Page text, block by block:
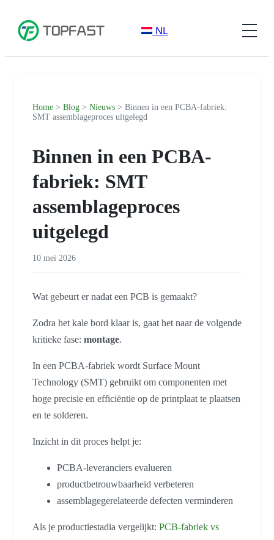
NL
Home > Blog > Nieuws > Binnen in een PCBA-fabriek:
SMT assemblageproces uitgelegd
Binnen in een PCBA-
fabriek: SMT
assemblageproces
uitgelegd
10 mei 2026
Wat gebeurt er nadat een PCB is gemaakt?
Zodra het kale bord klaar is, gaat het naar de volgende
kritieke fase: montage.
In een PCBA-fabriek wordt Surface Mount
Technology (SMT) gebruikt om componenten met
hoge precisie en efficiëntie op de printplaat te plaatsen
en te solderen.
Inzicht in dit proces helpt je:
PCBA-leveranciers evalueren
productbetrouwbaarheid verbeteren
assemblagegerelateerde defecten verminderen
Als je productiestadia vergelijkt: PCB-fabriek vs